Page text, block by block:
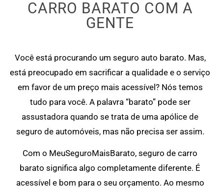
CARRO BARATO COM A
GENTE
Você está procurando um seguro auto barato. Mas,
está preocupado em sacrificar a qualidade e o serviço
em favor de um preço mais acessível? Nós temos
tudo para você. A palavra “barato” pode ser
assustadora quando se trata de uma apólice de
seguro de automóveis, mas não precisa ser assim.
Com o MeuSeguroMaisBarato, seguro de carro
barato significa algo completamente diferente. É
acessível e bom para o seu orçamento. Ao mesmo